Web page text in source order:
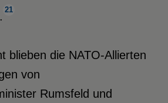
21
blieben die NATO-Allierten
von
Rumsfeld und